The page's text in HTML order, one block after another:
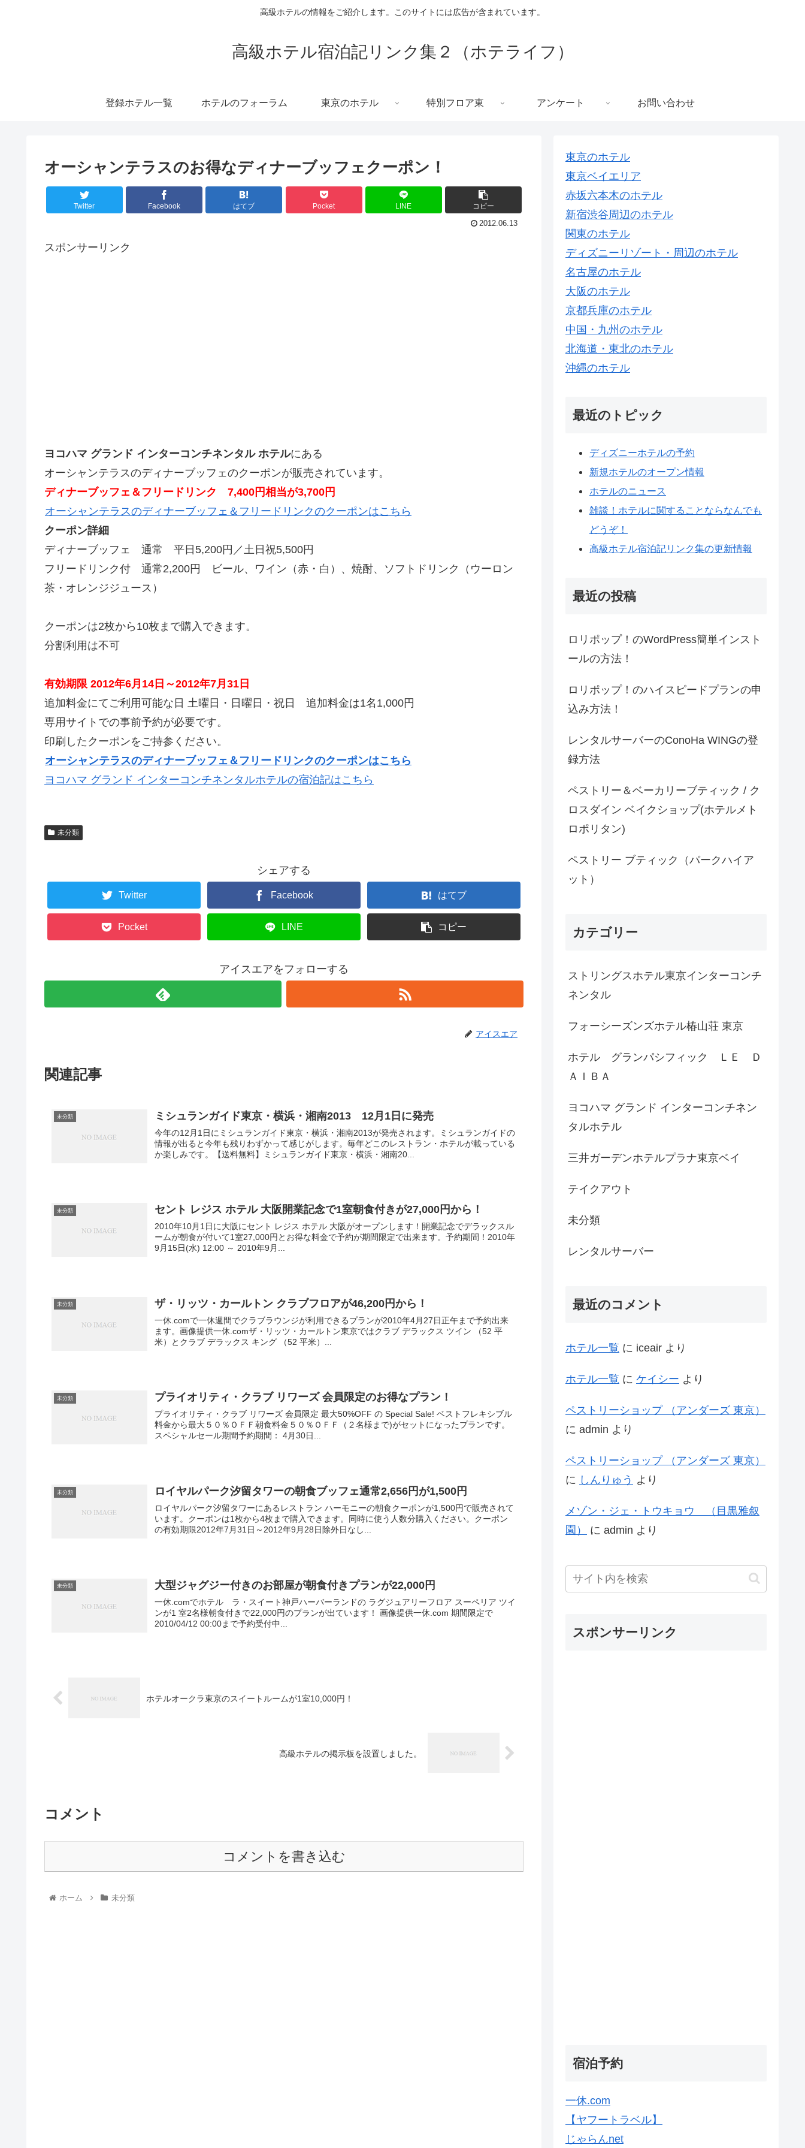
高級ホテルの情報をご紹介します。このサイトには広告が含まれています。
高級ホテル宿泊記リンク集２（ホテライフ）
登録ホテル一覧 ホテルのフォーラム 東京のホテル 特別フロア東 アンケート お問い合わせ
オーシャンテラスのお得なディナーブッフェクーポン！
Twitter Facebook はてブ Pocket LINE コピー
2012.06.13
スポンサーリンク
ヨコハマ グランド インターコンチネンタル ホテルにある
オーシャンテラスのディナーブッフェのクーポンが販売されています。
ディナーブッフェ＆フリードリンク 7,400円相当が3,700円
オーシャンテラスのディナーブッフェ＆フリードリンクのクーポンはこちら
クーポン詳細
ディナーブッフェ 通常 平日5,200円／土日祝5,500円
フリードリンク付 通常2,200円 ビール、ワイン（赤・白）、焼酎、ソフトドリンク（ウーロン
茶・オレンジジュース）
クーポンは2枚から10枚まで購入できます。
分割利用は不可
有効期限 2012年6月14日～2012年7月31日
追加料金にてご利用可能な日 土曜日・日曜日・祝日 追加料金は1名1,000円
専用サイトでの事前予約が必要です。
印刷したクーポンをご持参ください。
オーシャンテラスのディナーブッフェ＆フリードリンクのクーポンはこちら
ヨコハマ グランド インターコンチネンタルホテルの宿泊記はこちら
未分類
シェアする
Twitter Facebook はてブ
Pocket LINE コピー
アイスエアをフォローする
アイスエア
関連記事
未分類 ミシュランガイド東京・横浜・湘南2013 12月1日に発売
今年の12月1日にミシュランガイド東京・横浜・湘南2013が発売されます。ミシュランガイドの
情報が出ると今年も残りわずかって感じがします。毎年どこのレストラン・ホテルが載っている
か楽しみです。【送料無料】ミシュランガイド東京・横浜・湘南20...
未分類 セント レジス ホテル 大阪開業記念で1室朝食付きが27,000円から！
2010年10月1日に大阪にセント レジス ホテル 大阪がオープンします！開業記念でデラックスル
ームが朝食が付いて1室27,000円とお得な料金で予約が期間限定で出来ます。予約期間！2010年
9月15日(水) 12:00 ～ 2010年9月...
未分類 ザ・リッツ・カールトン クラブフロアが46,200円から！
一休.comで一休週間でクラブラウンジが利用できるプランが2010年4月27日正午まで予約出来
ます。画像提供一休.comザ・リッツ・カールトン東京ではクラブ デラックス ツイン （52 平
米）とクラブ デラックス キング （52 平米）...
未分類 プライオリティ・クラブ リワーズ 会員限定のお得なプラン！
プライオリティ・クラブ リワーズ 会員限定 最大50%OFF の Special Sale! ベストフレキシブル
料金から最大５０％ＯＦＦ朝食料金５０％ＯＦＦ（２名様まで)がセットになったプランです。
スペシャルセール期間予約期間： 4月30日...
未分類 ロイヤルパーク汐留タワーの朝食ブッフェ通常2,656円が1,500円
ロイヤルパーク汐留タワーにあるレストラン ハーモニーの朝食クーポンが1,500円で販売されて
います。クーポンは1枚から4枚まで購入できます。同時に使う人数分購入ください。クーポン
の有効期限2012年7月31日～2012年9月28日除外日なし...
未分類 大型ジャグジー付きのお部屋が朝食付きプランが22,000円
一休.comでホテル ラ・スイート神戸ハーバーランドの ラグジュアリーフロア スーペリア ツイ
ンが1 室2名様朝食付きで22,000円のプランが出ています！ 画像提供一休.com 期間限定で
2010/04/12 00:00まで予約受付中...
ホテルオークラ東京のスイートルームが1室10,000円！
高級ホテルの掲示板を設置しました。
コメント
コメントを書き込む
ホーム 未分類
東京のホテル
東京ベイエリア
赤坂六本木のホテル
新宿渋谷周辺のホテル
関東のホテル
ディズニーリゾート・周辺のホテル
名古屋のホテル
大阪のホテル
京都兵庫のホテル
中国・九州のホテル
北海道・東北のホテル
沖縄のホテル
最近のトピック
ディズニーホテルの予約
新規ホテルのオープン情報
ホテルのニュース
雑談！ホテルに関することならなんでも
どうぞ！
高級ホテル宿泊記リンク集の更新情報
最近の投稿
ロリポップ！のWordPress簡単インスト
ールの方法！
ロリポップ！のハイスピードプランの申
込み方法！
レンタルサーバーのConoHa WINGの登
録方法
ペストリー＆ベーカリーブティック / ク
ロスダイン ベイクショップ(ホテルメト
ロポリタン)
ペストリー ブティック（パークハイア
ット）
カテゴリー
ストリングスホテル東京インターコンチ
ネンタル
フォーシーズンズホテル椿山荘 東京
ホテル グランパシフィック ＬＥ Ｄ
ＡＩＢＡ
ヨコハマ グランド インターコンチネン
タルホテル
三井ガーデンホテルプラナ東京ベイ
テイクアウト
未分類
レンタルサーバー
最近のコメント
ホテル一覧 に iceair より
ホテル一覧 に ケイシー より
ペストリーショップ （アンダーズ 東京）
に admin より
ペストリーショップ （アンダーズ 東京）
に しんりゅう より
メゾン・ジェ・トウキョウ （目黒雅叙
園）
に admin より
スポンサーリンク
宿泊予約
一休.com
【ヤフートラベル】
じゃらんnet